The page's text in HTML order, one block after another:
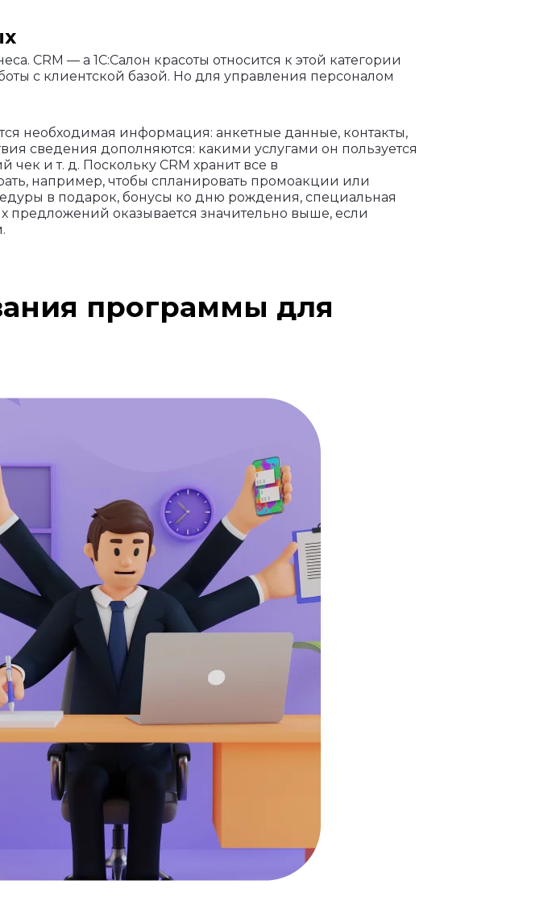
CRM — а 1С:Салон красоты относится к этой категории
с клиентской базой. Но для управления персоналом
необходимая информация: анкетные данные, контакты,
сведения дополняются: какими услугами он пользуется
чек и т. д. Поскольку CRM хранит все в
например, чтобы спланировать промоакции или
в подарок, бонусы ко дню рождения, специальная
предложений оказывается значительно выше, если
программы для